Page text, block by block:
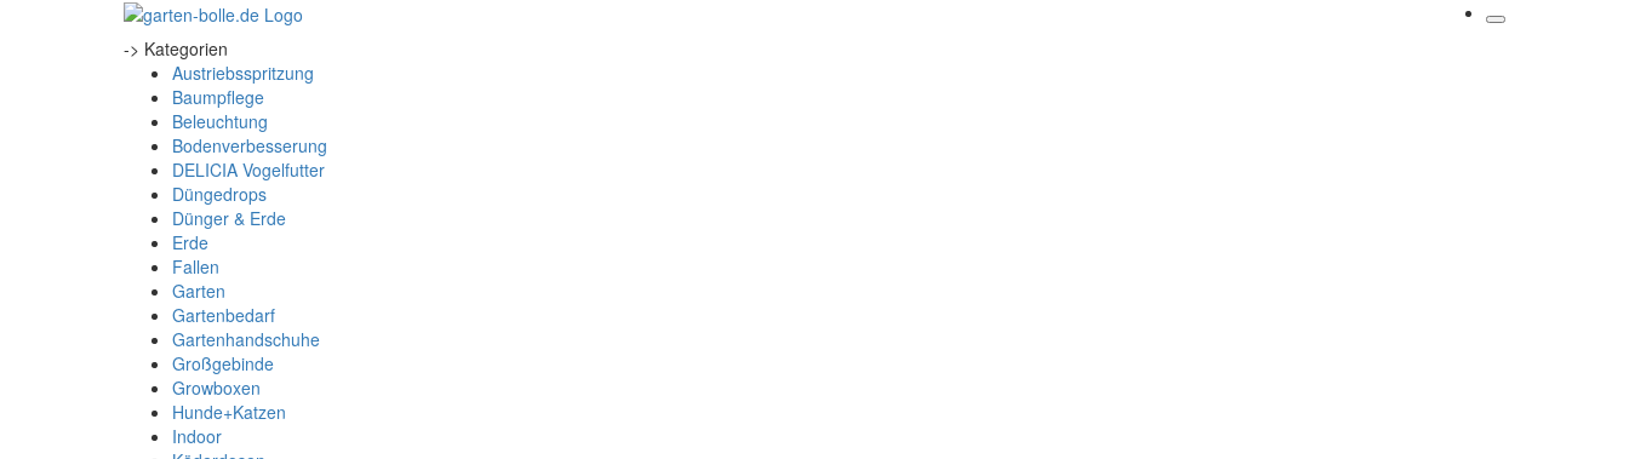
-> Kategorien
Austriebsspritzung
Baumpflege
Beleuchtung
Bodenverbesserung
DELICIA Vogelfutter
Düngedrops
Dünger & Erde
Erde
Fallen
Garten
Gartenbedarf
Gartenhandschuhe
Großgebinde
Growboxen
Hunde+Katzen
Indoor